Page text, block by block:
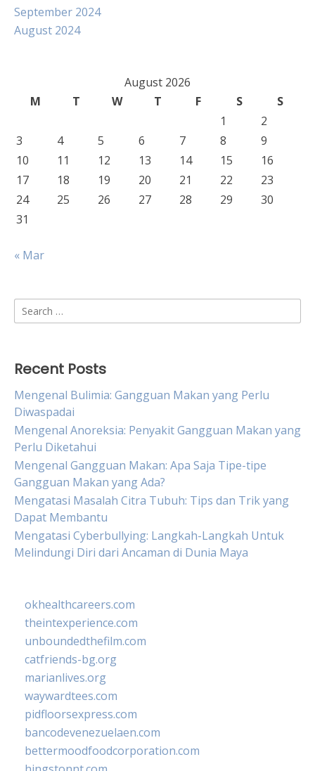
September 2024
August 2024
August 2026
M
T W T F S
S
1
2
3
4 5 6 7 8
9
10
11 12 13 14 15
16
17
18 19 20 21 22
23
24
25 26 27 28 29
30
31
« Mar
Search
for:
Recent Posts
Mengenal Bulimia: Gangguan Makan yang Perlu
Diwaspadai
Mengenal Anoreksia: Penyakit Gangguan Makan yang
Perlu Diketahui
Mengenal Gangguan Makan: Apa Saja Tipe-tipe
Gangguan Makan yang Ada?
Mengatasi Masalah Citra Tubuh: Tips dan Trik yang
Dapat Membantu
Mengatasi Cyberbullying: Langkah-Langkah Untuk
Melindungi Diri dari Ancaman di Dunia Maya
okhealthcareers.com
theintexperience.com
unboundedthefilm.com
catfriends-bg.org
marianlives.org
waywardtees.com
pidfloorsexpress.com
bancodevenezuelaen.com
bettermoodfoodcorporation.com